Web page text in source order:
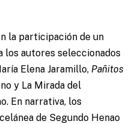
la participación de un
los autores seleccionados
Elena Jaramillo, Pañitos
y La Mirada del
En narrativa, los
de Segundo Henao